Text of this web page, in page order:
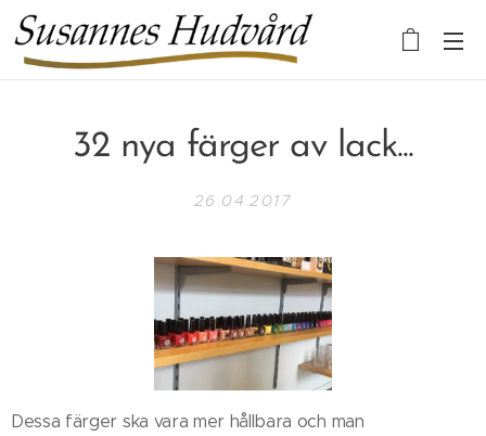
32 nya färger av lack...
26.04.2017
Dessa färger ska vara mer hållbara och man